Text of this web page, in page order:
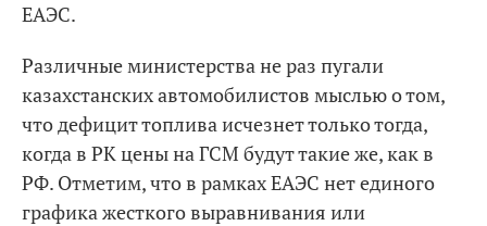
ЕАЭС.
Различные министерства не раз пугали
казахстанских автомобилистов мыслью о том,
что дефицит топлива исчезнет только тогда,
когда в РК цены на ГСМ будут такие же, как в
РФ. Отметим, что в рамках ЕАЭС нет единого
графика жесткого выравнивания или